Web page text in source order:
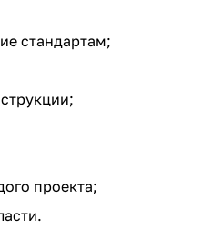
стандартам;
проекта;